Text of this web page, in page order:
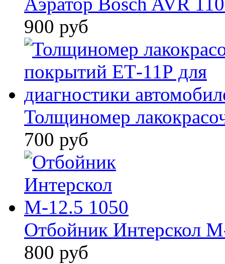
900 руб
Толщиномер
700 руб
Отбойник Интерскол
800 руб